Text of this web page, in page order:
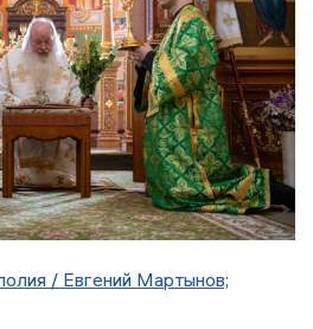
/ Евгений Мартынов;